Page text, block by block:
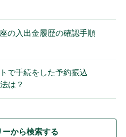
の入出金履歴の確認手順
で手続をした予約振込
は？
ーから検索する